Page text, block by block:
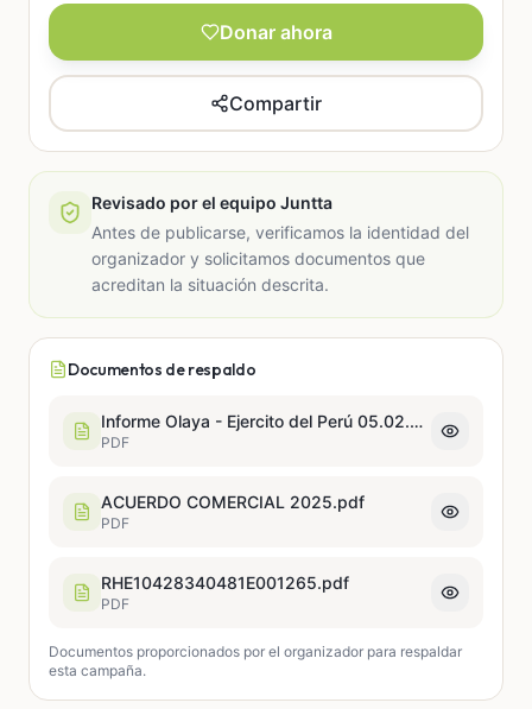
Donar ahora
Compartir
Revisado por el equipo Juntta
Antes de publicarse, verificamos la identidad del
organizador y solicitamos documentos que
acreditan la situación descrita.
Documentos de respaldo
Informe Olaya - Ejercito del Perú 05.02.26 (2)-compressed.pdf
PDF
ACUERDO COMERCIAL 2025.pdf
PDF
RHE10428340481E001265.pdf
PDF
Documentos proporcionados por el organizador para respaldar
esta campaña.